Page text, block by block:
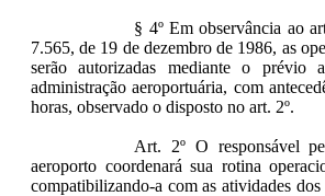
§ 4º Em observância ao
7.565, de 19 de dezembro de 1986, as
serão autorizadas mediante o prévio
administração aeroportuária, com
horas, observado o disposto no art. 2º.
Art. 2º O responsável
aeroporto coordenará sua rotina
compatibilizando-a com as atividades